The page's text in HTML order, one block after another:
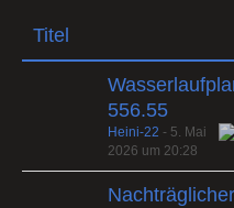
Titel
556.55
Heini-22 - 5. Mai
2026 um 20:28